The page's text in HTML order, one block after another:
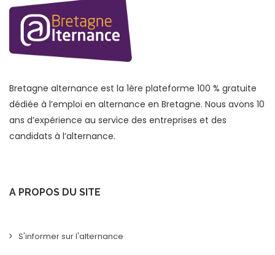
Bretagne alternance est la 1ère plateforme 100 % gratuite
dédiée à l’emploi en alternance en Bretagne. Nous avons 10
ans d’expérience au service des entreprises et des
candidats à l’alternance.
A PROPOS DU SITE
S'informer sur l'alternance